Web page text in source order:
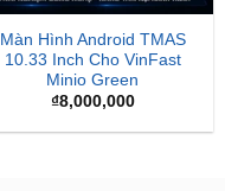
Màn Hình Android TMAS
10.33 Inch Cho VinFast
Minio Green
₫8,000,000